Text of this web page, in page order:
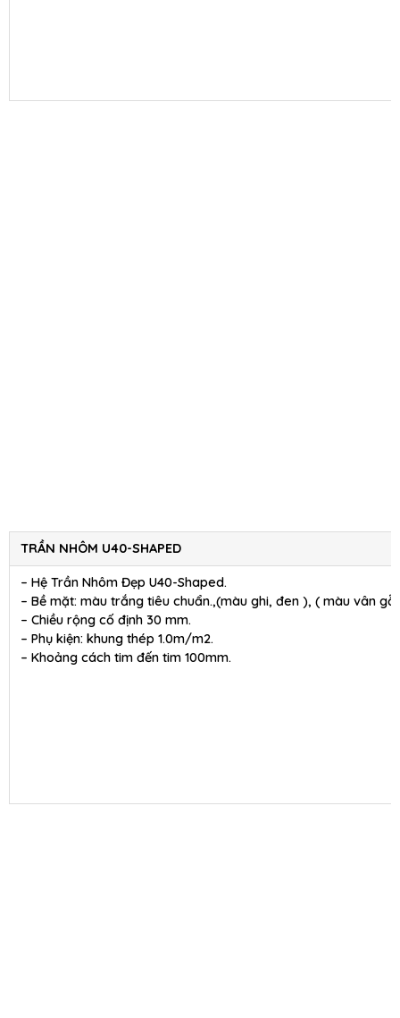
TRẦN NHÔM U40-SHAPED
– Hệ Trần Nhôm Đẹp U40-Shaped.
– Bề mặt: màu trắng tiêu chuẩn.,(màu ghi, đen ), ( màu vân gỗ
– Chiều rộng cố định 30 mm.
– Phụ kiện: khung thép 1.0m/m2.
– Khoảng cách tim đến tim 100mm.